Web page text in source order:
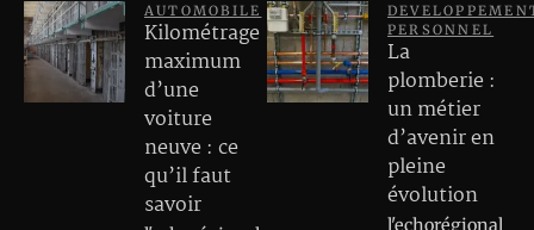
AUTOMOBILE
Kilométrage
maximum
d’une
voiture
neuve : ce
qu’il faut
savoir
PERSONNEL
La
plomberie :
un métier
d’avenir en
pleine
évolution
l'echorégional